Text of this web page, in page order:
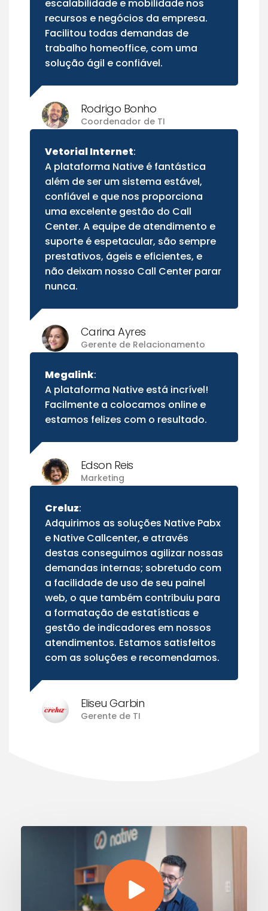
escalabilidade e mobilidade nos
recursos e negócios da empresa.
Facilitou todas demandas de
trabalho homeoffice, com uma
solução ágil e confiável.
Rodrigo Bonho
Coordenador de TI
Vetorial Internet:
A plataforma Native é fantástica
além de ser um sistema estável,
confiável e que nos proporciona
uma excelente gestão do Call
Center. A equipe de atendimento e
suporte é espetacular, são sempre
prestativos, ágeis e eficientes, e
não deixam nosso Call Center parar
nunca.
Carina Ayres
Gerente de Relacionamento
Megalink:
A plataforma Native está incrível!
Facilmente a colocamos online e
estamos felizes com o resultado.
Edson Reis
Marketing
Creluz:
Adquirimos as soluções Native Pabx
e Native Callcenter, e através
destas conseguimos agilizar nossas
demandas internas; sobretudo com
a facilidade de uso de seu painel
web, o que também contribuiu para
a formatação de estatísticas e
gestão de indicadores em nossos
atendimentos. Estamos satisfeitos
com as soluções e recomendamos.
Eliseu Garbin
Gerente de TI